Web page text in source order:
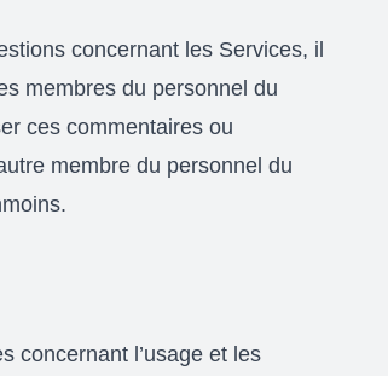
concernant les Services, il
membres du personnel du
ces commentaires ou
membre du personnel du
concernant l’usage et les